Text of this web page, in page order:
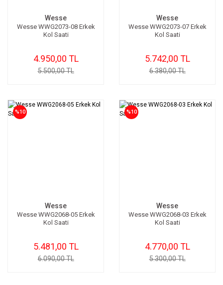
Wesse
Wesse WWG2073-08 Erkek
Kol Saati
4.950,00 TL
5.500,00 TL
Wesse
Wesse WWG2073-07 Erkek
Kol Saati
5.742,00 TL
6.380,00 TL
%10
Wesse
Wesse WWG2068-05 Erkek
Kol Saati
5.481,00 TL
6.090,00 TL
%10
Wesse
Wesse WWG2068-03 Erkek
Kol Saati
4.770,00 TL
5.300,00 TL